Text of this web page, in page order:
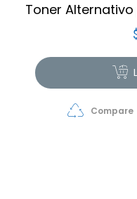
Toner
Compare